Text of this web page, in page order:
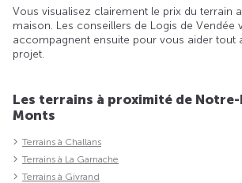
Vous visualisez clairement le prix du terrain
maison. Les conseillers de Logis de Vendée
accompagnent ensuite pour vous aider tout
projet.
Les terrains à proximité de Notre-
Monts
Terrains à Challans
Terrains à La Garnache
Terrains à Givrand